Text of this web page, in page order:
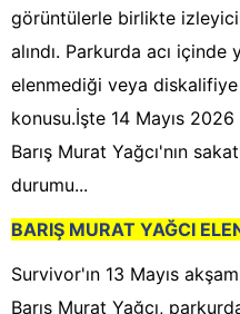
görüntülerle birlikte
alındı. Parkurda acı içinde
elenmediği veya
konusu.İşte 14 Mayıs
Barış Murat Yağcı'nın
durumu...
BARIŞ MURAT YAĞCI
Survivor'ın 13 Mayıs
Barış Murat Yağcı,